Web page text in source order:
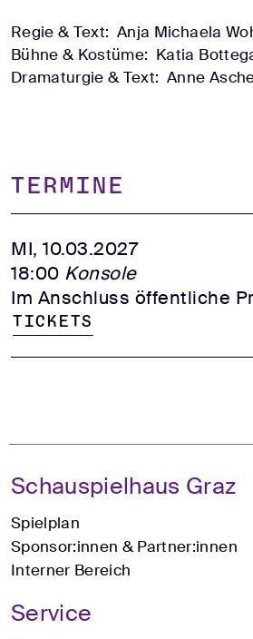
Regie & Text: Anja Michaela
Bühne & Kostüme: Katia
Dramaturgie & Text: Anne
TERMINE
MI, 10.03.2027
18:00 Konsole
Im Anschluss öffentliche
Tickets
Schauspielhaus Graz
Spielplan
Sponsor:innen & Partner:innen
Interner Bereich
Service